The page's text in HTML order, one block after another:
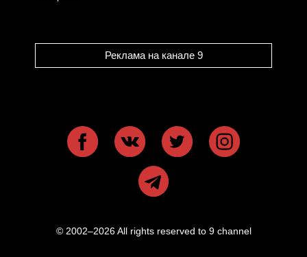
Реклама на канале 9
© 2002–2026 All rights reserved to 9 channel